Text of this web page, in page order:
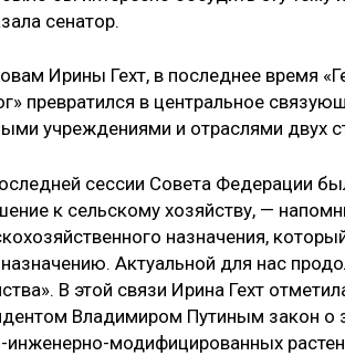
сенатор.
Ирины Гехт, в последнее время
превратился в центральное
учреждениями и отраслями двух
сессии Совета Федерации
к сельскому хозяйству, —
назначения,
Актуальной для нас
В этой связи Ирина Гехт
Владимиром Путиным закон о
инженерно-модифицированных